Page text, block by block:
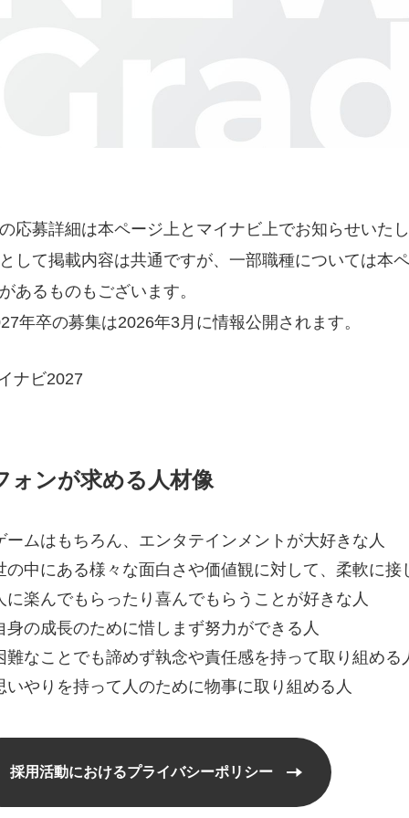
応募詳細は本ページ上とマイナビ上でお知らせいたし
して掲載内容は共通ですが、一部職種については本
あるものもございます。
年卒の募集は2026年3月に情報公開されます。
ォンが求める人材像
ームはもちろん、エンタテインメントが大好きな人
の中にある様々な面白さや価値観に対して、柔軟に接
に楽んでもらったり喜んでもらうことが好きな人
身の成長のために惜しまず努力ができる人
難なことでも諦めず執念や責任感を持って取り組める
いやりを持って人のために物事に取り組める人
採用活動におけるプライバシーポリシー